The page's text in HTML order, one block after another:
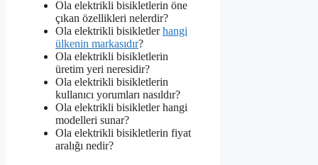
Ola elektrikli bisikletlerin öne
çıkan özellikleri nelerdir?
Ola elektrikli bisikletlerhangi
ülkenin markasıdır?
Ola elektrikli bisikletlerin
üretim yeri neresidir?
Ola elektrikli bisikletlerin
kullanıcı yorumları nasıldır?
Ola elektrikli bisikletler hangi
modelleri sunar?
Ola elektrikli bisikletlerin fiyat
aralığı nedir?